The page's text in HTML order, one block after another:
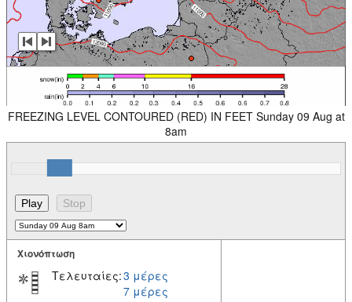
FREEZING LEVEL CONTOURED (RED) IN FEET Sunday 09 Aug at
8am
Χιονόπτωση
Τελευταίες:3 μέρες
7 μέρες